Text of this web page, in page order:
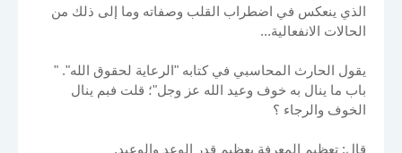
الذي ينعكس في اضطراب القلب وصفاته وما إلى ذلك من
الحالات الانفعالية...
يقول الحارث المحاسبي في كتابه "الرعاية لحقوق الله". "
باب ما ينال به خوف وعيد الله عز وجل"؛ قلت فبم ينال
الخوف والرجاء ؟
قال: تعظيم المعرفة بعظيم قدر الوعد والوعيد.